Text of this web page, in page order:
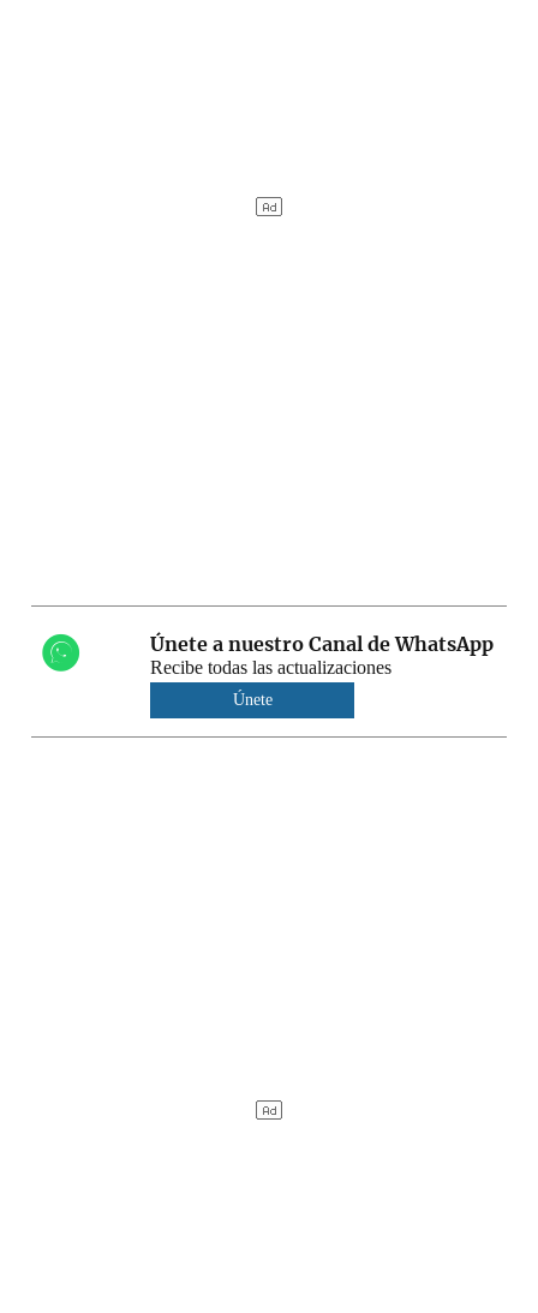
Únete a nuestro Canal de WhatsApp
Recibe todas las actualizaciones
Únete